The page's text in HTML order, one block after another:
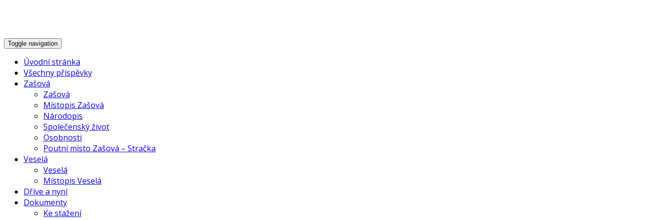
Toggle navigation
Úvodní stránka
Všechny příspěvky
Zašová
Zašová
Místopis Zašová
Národopis
Společenský život
Osobnosti
Poutní místo Zašová – Stračka
Veselá
Veselá
Místopis Veselá
Dříve a nyní
Dokumenty
Ke stažení